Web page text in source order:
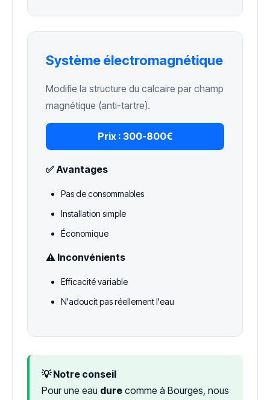
Système électromagnétique
Modifie la structure du calcaire par champ
magnétique (anti-tartre).
Prix : 300-800€
✅ Avantages
Pas de consommables
Installation simple
Économique
⚠️ Inconvénients
Efficacité variable
N'adoucit pas réellement l'eau
💡 Notre conseil
Pour une eau dure comme à Bourges, nous